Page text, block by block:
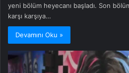
yeni bölüm heyecanı başladı. Son
karşı karşıya…
Devamını Oku »